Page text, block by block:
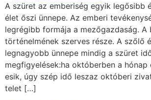
A szüret az emberiség egyik legősibb
élet őszi ünnepe. Az emberi
legrégibb formája a mezőgazdaság. A
történelmének szerves része. A szőlő
legnagyobb ünnepe mindig a szüret
megfigyelések:ha októberben a hónap
esik, úgy szép idő leszaz októberi
telet […]